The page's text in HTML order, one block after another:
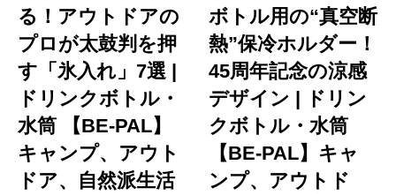
る！アウトドアの
プロが太鼓判を押
す「氷入れ」7選 |
ドリンクボトル・
水筒 【BE-PAL】
キャンプ、アウト
ドア、自然派生活
ボトル用の“真空断
熱”保冷ホルダー！
45周年記念の涼感
デザイン | ドリン
クボトル・水筒
【BE-PAL】キャ
ンプ、アウトド